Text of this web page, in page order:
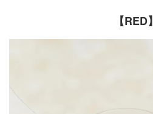
【RED】